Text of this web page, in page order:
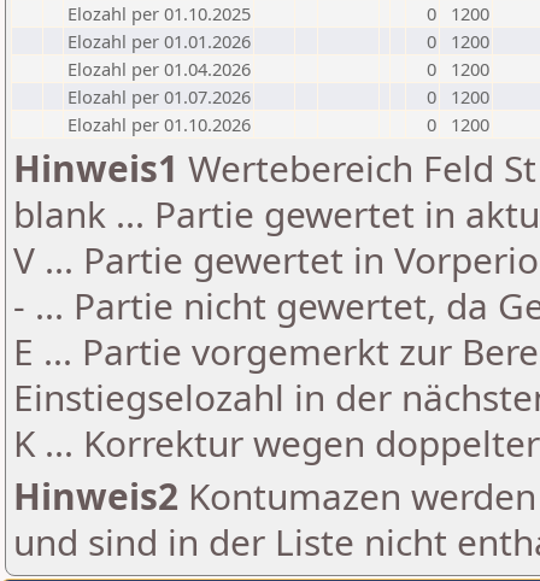
Elozahl per 01.10.2025
0
1200
Elozahl per 01.01.2026
0
1200
Elozahl per 01.04.2026
0
1200
Elozahl per 01.07.2026
0
1200
Elozahl per 01.10.2026
0 1200
Hinweis1 Wertebereich Feld
blank ... Partie gewertet in
V ... Partie gewertet in
- ... Partie nicht gewertet, da
E ... Partie vorgemerkt zur
Einstiegselozahl in der
K ... Korrektur wegen
Hinweis2 Kontumazen
und sind in der Liste nicht